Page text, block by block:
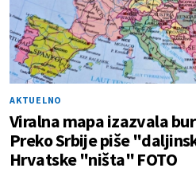
AKTUELNO
Viralna mapa izazvala
Preko Srbije piše
Hrvatske "ništa" FOTO